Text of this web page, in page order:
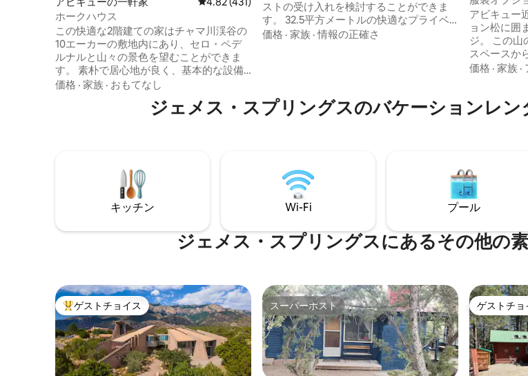
ホークハウス
この快適な2階建ての家はチャマ川渓谷の
10エーカーの敷地内にあり、セロ・ペデ
ルナルと山々の景色を望むことができま
す。 素朴で居心地が良く、基本的な設備
はすべて揃っています。 一人旅のアーテ
ハイキングと温泉があり、ゴーストラン
子犬がいるので、チェックインの際には
ご注意ください。 割引料金で長期滞在可
能です。 どちらかについて書いて話し合
いましょう！
価格 · 家族 · おもてなし
ストの受け入れを検討することができま
す。 32.5平方メートルの快適なプライベ
ートカシータで、息をのむようなサング
玄関、設備の整ったキッチンを備えた、
明るく、考え抜かれたデザインのお部屋
価格 · 家族 ·情報の正確さ
Cottage」
アビキュー
ョン松に囲
ジ。 この山の隠れ家からは、窓やデッキ
スペースか
この宿泊施
クスしまし
つながりを
キュー湖と
地帯から車
待っています
価格 · 家族 ·
ジェメス・スプリングスのバケーションレ
キッチン Wi-Fi プール
ジェメス・スプリングスにあるその他の
大好評のゲストチョイスです。
ゲストチョイス スーパーホスト
スーパーホスト ゲストチョ
ゲストチョ